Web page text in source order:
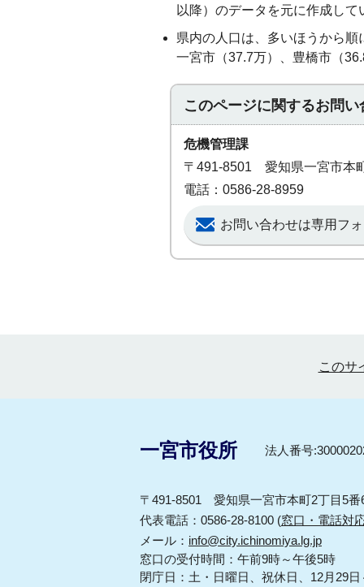
以降）のデータを元に作成して
県内の人口は、多いほうから
一宮市（37.7万）、豊橋市（
このページに関するお問い
危機管理課
〒491-8501 愛知県一宮市本
電話：0586-28-8959
お問い合わせは専用フ
このサ
一宮市役所 法人番号
〒491-8501 愛知県一宮市本町2丁目5番
代表電話：0586-28-8100 (窓口・電話対
メール： info@city.ichinomiya.lg.jp
窓口の受付時間：午前9時～午後5時
閉庁日：土・日曜日、祝休日、12月29日